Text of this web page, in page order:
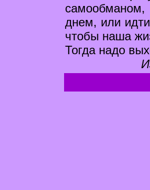
днем, или
чтобы наша
Тогда надо